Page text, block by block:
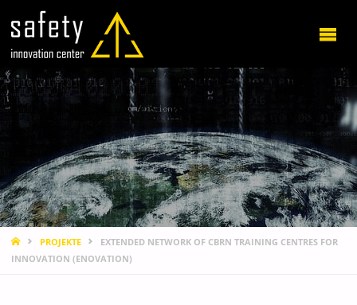
STARTSEITE
PROJEKTE
EXTENDED NETWORK OF CBRN TRAINING CENTRES FOR
INNOVATION (ENOVATION)